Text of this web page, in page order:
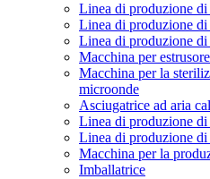
Linea di produzione
Linea di produzione di
Linea di produzione di
Macchina per
Macchina per la
microonde
Asciugatrice ad aria
Linea di produzione
Linea di produzione
Macchina per la
Imballatrice